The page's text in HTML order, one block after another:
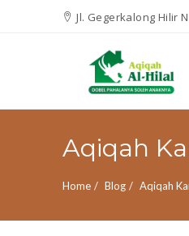
Jl. Gegerkalong Hilir
Aqiqah
Home Blog Aqiqah